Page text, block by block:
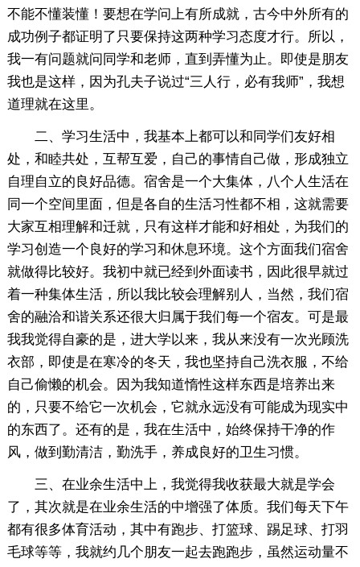
不能不懂装懂！要想在学问上有所成就，古今中外所有的
成功例子都证明了只要保持这两种学习态度才行。所以，
我一有问题就问同学和老师，直到弄懂为止。即使是朋友
我也是这样，因为孔夫子说过“三人行，必有我师”，我想
道理就在这里。
二、学习生活中，我基本上都可以和同学们友好相
处，和睦共处，互帮互爱，自己的事情自己做，形成独立
自理自立的良好品德。宿舍是一个大集体，八个人生活在
同一个空间里面，但是各自的生活习性都不相，这就需要
大家互相理解和迁就，只有这样才能和好相处，为我们的
学习创造一个良好的学习和休息环境。这个方面我们宿舍
就做得比较好。我初中就已经到外面读书，因此很早就过
着一种集体生活，所以我比较会理解别人，当然，我们宿
舍的融洽和谐关系还很大归属于我们每一个宿友。可是最
我我觉得自豪的是，进大学以来，我从来没有一次光顾洗
衣部，即使是在寒冷的冬天，我也坚持自己洗衣服，不给
自己偷懒的机会。因为我知道惰性这样东西是培养出来
的，只要不给它一次机会，它就永远没有可能成为现实中
的东西了。还有的是，我在生活中，始终保持干净的作
风，做到勤清洁，勤洗手，养成良好的卫生习惯。
三、在业余生活中上，我觉得我收获最大就是学会
了，其次就是在业余生活的中增强了体质。我们每天下午
都有很多体育活动，其中有跑步、打篮球、踢足球、打羽
毛球等等，我就约几个朋友一起去跑跑步，虽然运动量不